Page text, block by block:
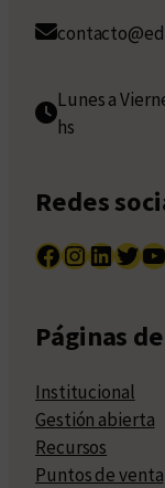
Lunes a
hs
Redes
Facebook InstagramLinkedIn Twitter YouTube
Páginas
Institucional
Gestión abierta
Recursos
Puntos de venta